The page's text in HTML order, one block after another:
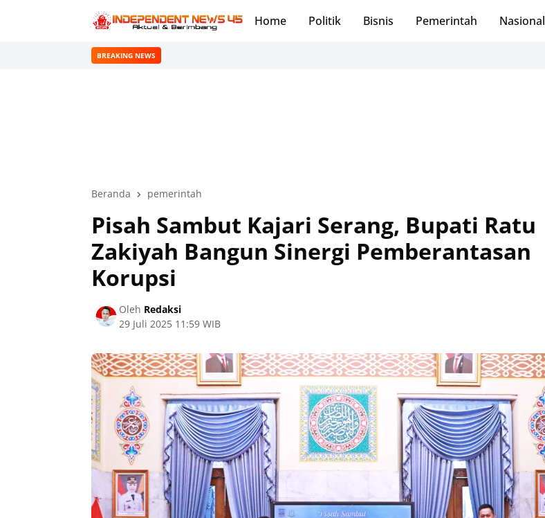
Home Politik Bisnis Pemerintah Nasional
BREAKING NEWS
Beranda pemerintah
Pisah Sambut Kajari Serang, Bupati Ratu
Zakiyah Bangun Sinergi Pemberantasan
Korupsi
Oleh Redaksi
29 Juli 2025 11:59 WIB